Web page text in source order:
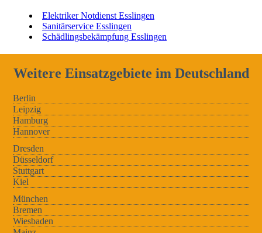
Elektriker Notdienst Esslingen
Sanitärservice Esslingen
Schädlingsbekämpfung Esslingen
Weitere Einsatzgebiete im Deutschland
Berlin
Leipzig
Hamburg
Hannover
Dresden
Düsseldorf
Stuttgart
Kiel
München
Bremen
Wiesbaden